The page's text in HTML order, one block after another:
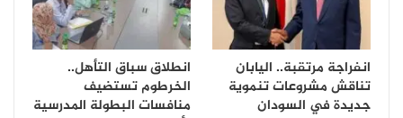
انفراجة مرتقبة.. اليابان
تناقش مشروعات تنموية
جديدة في السودان
انطلاق سباق التأهل..
الخرطوم تستضيف
منافسات البطولة المدرسية